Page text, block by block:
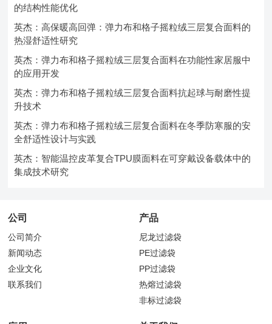
的结构性能优化
英杰：高保暖高回弹：弹力布和格子摇粒绒三层复合面料的
热湿舒适性研究
英杰：弹力布和格子摇粒绒三层复合面料在功能性家居服中
的应用开发
英杰：弹力布和格子摇粒绒三层复合面料抗起球与耐磨性提
升技术
英杰：弹力布和格子摇粒绒三层复合面料在冬季防寒服的安
全舒适性设计与实践
英杰：智能温控皮革复合TPU膜面料在可穿戴设备载体中的
集成技术研究
公司
公司简介
新闻动态
企业文化
联系我们
产品
尼龙过滤袋
PE过滤袋
PP过滤袋
热熔过滤袋
非标过滤袋